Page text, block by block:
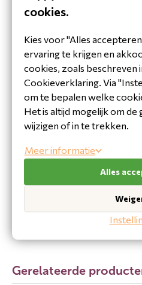
Product
Brand
Vraag het onze expert!
Heeft u een vraag of heeft u
van een keuze? Neem
Tel: 010-4115555
info@happyhairservice.nl
Gerelateerde
cookies.
Kies voor "Alles
ervaring te krijgen en
cookies, zoals beschreven
Cookieverklaring. Via
om te bepalen welke
Het is altijd mogelijk om de
wijzigen of in te trekken.
Meer informatie
Alles